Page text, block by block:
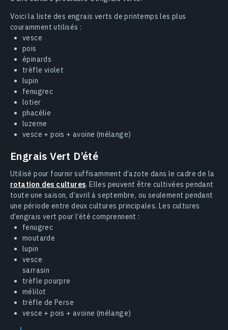
Voici la liste des engrais verts de printemps les plus
couramment utilisés :
vesce
pois
épinards
trèfle violet
lupin
fenugrec
lotier
phacélie
luzerne
vesce + pois + avoine (mélange)
Engrais Vert D’été
Utilisé pour fournir suffisamment d’azote dans le cadre de la
rotation des cultures. Elles peuvent être cultivées pendant
toute une saison, d’avril à septembre, ou seulement pendant
une période entre deux cultures principales. Les cultures
d’engrais vert pour l’été comprennent :
fenugrec
moutarde
lupin
vesce
sarrasin
trèfle pourpre
mélilot
trèfle de Perse
vesce + pois + avoine (mélange)